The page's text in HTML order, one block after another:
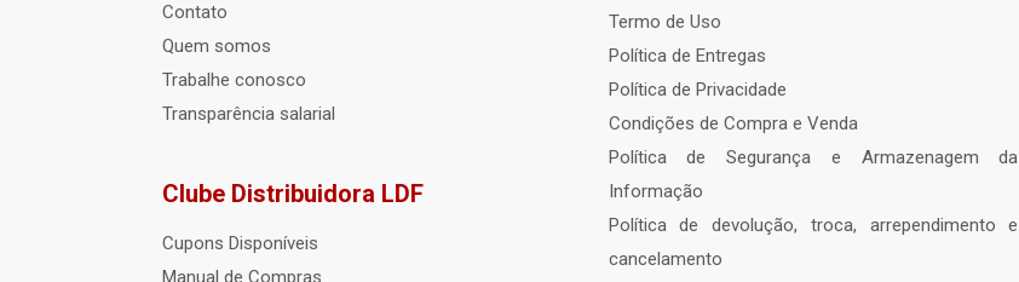
Contato
Quem somos
Trabalhe conosco
Transparência salarial
Clube Distribuidora LDF
Cupons Disponíveis
Manual de Compras
Termo de Uso
Política de Entregas
Política de Privacidade
Condições de Compra e Venda
Política de Segurança e Armazenagem da
Informação
Política de devolução, troca, arrependimento e
cancelamento